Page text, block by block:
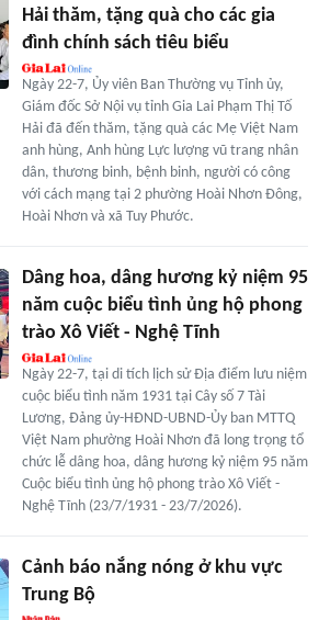
Hải thăm, tặng quà cho các gia
đình chính sách tiêu biểu
Ngày 22-7, Ủy viên Ban Thường vụ Tỉnh ủy,
Giám đốc Sở Nội vụ tỉnh Gia Lai Phạm Thị Tố
Hải đã đến thăm, tặng quà các Mẹ Việt Nam
anh hùng, Anh hùng Lực lượng vũ trang nhân
dân, thương binh, bệnh binh, người có công
với cách mạng tại 2 phường Hoài Nhơn Đông,
Hoài Nhơn và xã Tuy Phước.
Dâng hoa, dâng hương kỷ niệm 95
năm cuộc biểu tình ủng hộ phong
trào Xô Viết - Nghệ Tĩnh
Ngày 22-7, tại di tích lịch sử Địa điểm lưu niệm
cuộc biểu tình năm 1931 tại Cây số 7 Tài
Lương, Đảng ủy-HĐND-UBND-Ủy ban MTTQ
Việt Nam phường Hoài Nhơn đã long trọng tổ
chức lễ dâng hoa, dâng hương kỷ niệm 95 năm
Cuộc biểu tình ủng hộ phong trào Xô Viết -
Nghệ Tĩnh (23/7/1931 - 23/7/2026).
Cảnh báo nắng nóng ở khu vực
Trung Bộ